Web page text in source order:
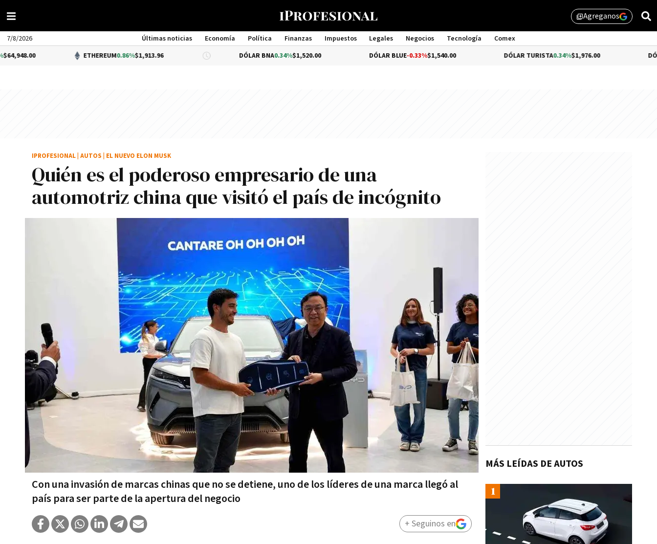
library_addAgreganos
7/8/2026 Últimas noticias Economía Política Finanzas Impuestos Legales Negocios Tecnología
Comex
Management
ETHEREUM0.86%$1,913.96 DÓLAR BNA 0.34%$1,520.00 -0.33%$1,540.00 DÓLAR TURISTA0.34%$1,976.00 -
Quién es el poderoso empresario de una
automotriz china que visitó el país de incógnito
Con una invasión de marcas chinas que no se detiene, uno de los líderes de una marca llegó al
país para ser parte de la apertura del negocio
IPROFESIONAL AUTOS EL NUEVO ELON MUSK
+ Seguinos en
MÁS LEÍDAS DE AUTOS